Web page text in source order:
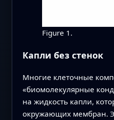
Figure 1.
Капли без стенок
Многие клеточные
«биомолекулярные
на жидкость капли,
окружающих мембран.